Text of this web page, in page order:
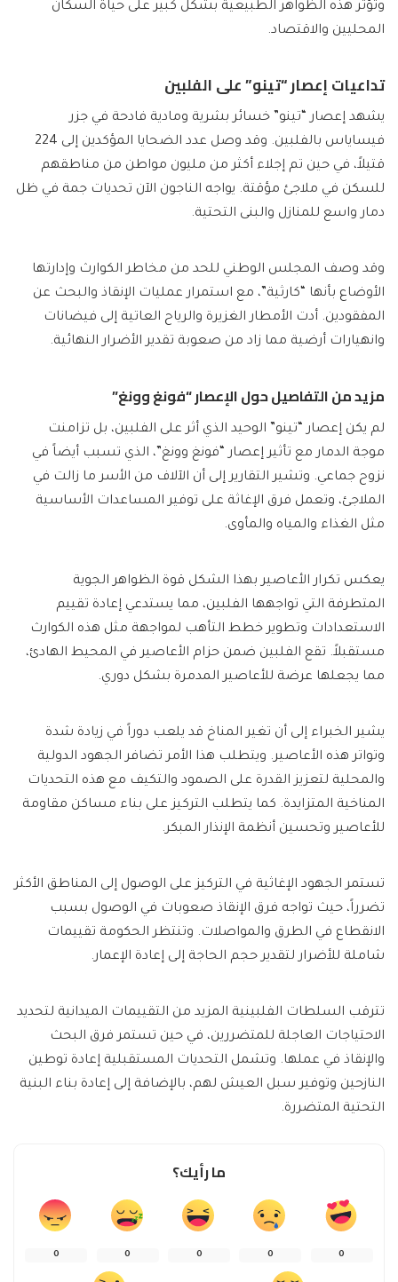
وتؤثر هذه الظواهر الطبيعية بشكل كبير على حياة السكان
المحليين والاقتصاد.
تداعيات إعصار “تينو” على الفلبين
يشهد إعصار “تينو” خسائر بشرية ومادية فادحة في جزر
فيساياس بالفلبين. وقد وصل عدد الضحايا المؤكدين إلى 224
قتيلاً، في حين تم إجلاء أكثر من مليون مواطن من مناطقهم
للسكن في ملاجئ مؤقتة. يواجه الناجون الآن تحديات جمة في ظل
دمار واسع للمنازل والبنى التحتية.
وقد وصف المجلس الوطني للحد من مخاطر الكوارث وإدارتها
الأوضاع بأنها “كارثية”، مع استمرار عمليات الإنقاذ والبحث عن
المفقودين. أدت الأمطار الغزيرة والرياح العاتية إلى فيضانات
وانهيارات أرضية مما زاد من صعوبة تقدير الأضرار النهائية.
مزيد من التفاصيل حول الإعصار “فونغ وونغ”
لم يكن إعصار “تينو” الوحيد الذي أثر على الفلبين، بل تزامنت
موجة الدمار مع تأثير إعصار “فونغ وونغ”، الذي تسبب أيضاً في
نزوح جماعي. وتشير التقارير إلى أن الآلاف من الأسر ما زالت في
الملاجئ، وتعمل فرق الإغاثة على توفير المساعدات الأساسية
مثل الغذاء والمياه والمأوى.
يعكس تكرار الأعاصير بهذا الشكل قوة الظواهر الجوية
المتطرفة التي تواجهها الفلبين، مما يستدعي إعادة تقييم
الاستعدادات وتطوير خطط التأهب لمواجهة مثل هذه الكوارث
مستقبلاً. تقع الفلبين ضمن حزام الأعاصير في المحيط الهادئ،
مما يجعلها عرضة للأعاصير المدمرة بشكل دوري.
يشير الخبراء إلى أن تغير المناخ قد يلعب دوراً في زيادة شدة
وتواتر هذه الأعاصير. ويتطلب هذا الأمر تضافر الجهود الدولية
والمحلية لتعزيز القدرة على الصمود والتكيف مع هذه التحديات
المناخية المتزايدة. كما يتطلب التركيز على بناء مساكن مقاومة
للأعاصير وتحسين أنظمة الإنذار المبكر.
تستمر الجهود الإغاثية في التركيز على الوصول إلى المناطق الأكثر
تضرراً، حيث تواجه فرق الإنقاذ صعوبات في الوصول بسبب
الانقطاع في الطرق والمواصلات. وتنتظر الحكومة تقييمات
شاملة للأضرار لتقدير حجم الحاجة إلى إعادة الإعمار.
تترقب السلطات الفلبينية المزيد من التقييمات الميدانية لتحديد
الاحتياجات العاجلة للمتضررين، في حين تستمر فرق البحث
والإنقاذ في عملها. وتشمل التحديات المستقبلية إعادة توطين
النازحين وتوفير سبل العيش لهم، بالإضافة إلى إعادة بناء البنية
التحتية المتضررة.
ما رأيك؟
0
0
0
0
0